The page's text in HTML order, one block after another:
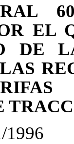
EL
DE
1996